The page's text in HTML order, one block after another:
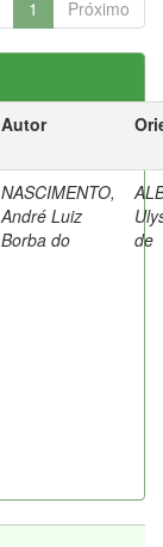
1 Próximo
Autor
NASCIMENTO,
André Luiz
Borba do
de